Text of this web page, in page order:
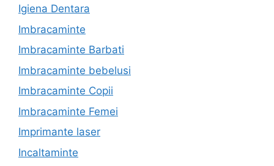
Igiena Dentara
Imbracaminte
Imbracaminte Barbati
Imbracaminte bebelusi
Imbracaminte Copii
Imbracaminte Femei
Imprimante laser
Incaltaminte